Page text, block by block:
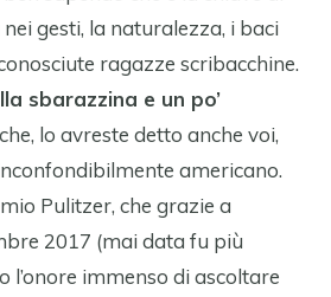
gesti, la naturalezza, i baci
ragazze scribacchine.
sbarazzina e un po’
che, lo avreste detto anche voi,
americano.
Pulitzer, che grazie a
2017 (mai data fu più
l’onore immenso di ascoltare